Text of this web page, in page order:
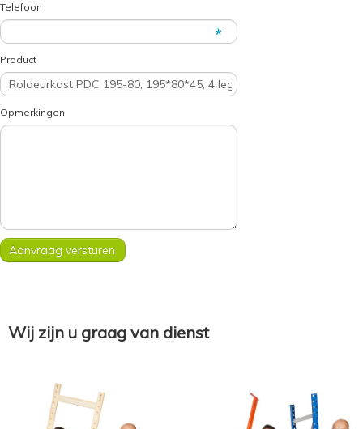
Telefoon
Product
Opmerkingen
Wij zijn u graag van dienst